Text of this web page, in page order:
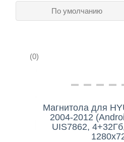
Контакты
По умолчанию
(0)
Нашли
Магнитола для
2004-2012
UIS7862,